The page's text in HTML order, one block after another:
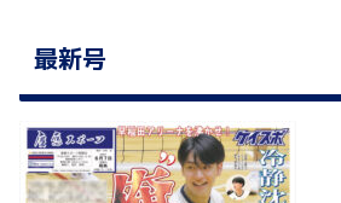
最新号